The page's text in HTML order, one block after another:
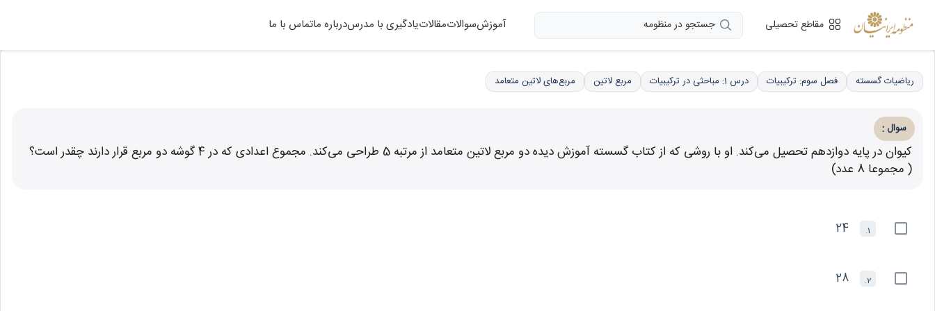
مقاطع تحصیلی جستجو در منظومه آموزشسوالاتمقالاتیادگیری با مدرسدرباره ماتماس با ما
ریاضیات گسسته فصل سوم: ترکیبیات درس 1: مباحثی در ترکیبیات مربع لاتین مربع‌های لاتین متعامد
سوال :
کیوان در پایه دوازدهم تحصیل می‌کند. او با روشی که از کتاب گسسته آموزش دیده دو مربع لاتین متعامد از مرتبه 5 طراحی می‌کند. مجموع اعدادی که در 4 گوشه دو مربع قرار دارند چقدر است؟
( مجموعا 8 عدد)
1.
24
2.
28